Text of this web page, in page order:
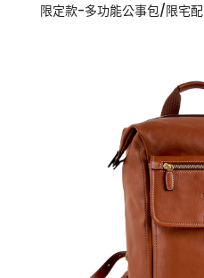
限定款-多功能公事包/限宅配